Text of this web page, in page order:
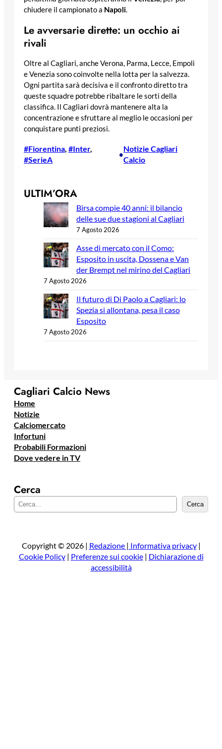
chiudere il campionato a Napoli.
Le avversarie dirette: un occhio ai
rivali
Oltre al Cagliari, anche Verona, Parma, Lecce, Empoli
e Venezia sono coinvolte nella lotta per la salvezza.
Ogni partita sarà decisiva e il confronto diretto tra
queste squadre potrebbe ribaltare le sorti della
classifica. Il Cagliari dovrà mantenere alta la
concentrazione e sfruttare al meglio le occasioni per
conquistare punti preziosi.
#Fiorentina, #Inter
#SerieA
•
Notizie Cagliari
Calcio
ULTIM’ORA
Birsa compie 40 anni: il bilancio
delle sue due stagioni al Cagliari
7 Agosto 2026
Asse di mercato con il Como:
Esposito in uscita, Dossena e Van
der Brempt nel mirino del Cagliari
7 Agosto 2026
Il futuro di Di Paolo a Cagliari: lo
Spezia si allontana, pesa il caso
Esposito
7 Agosto 2026
Cagliari Calcio News
Home
Notizie
Calciomercato
Infortuni
Probabili Formazioni
Dove vedere in TV
Cerca
e
a
Cerca
Copyright © 2026 | Redazione | Informativa privacy|
Cookie Policy| Preferenze sui cookie| Dichiarazione di
accessibilità